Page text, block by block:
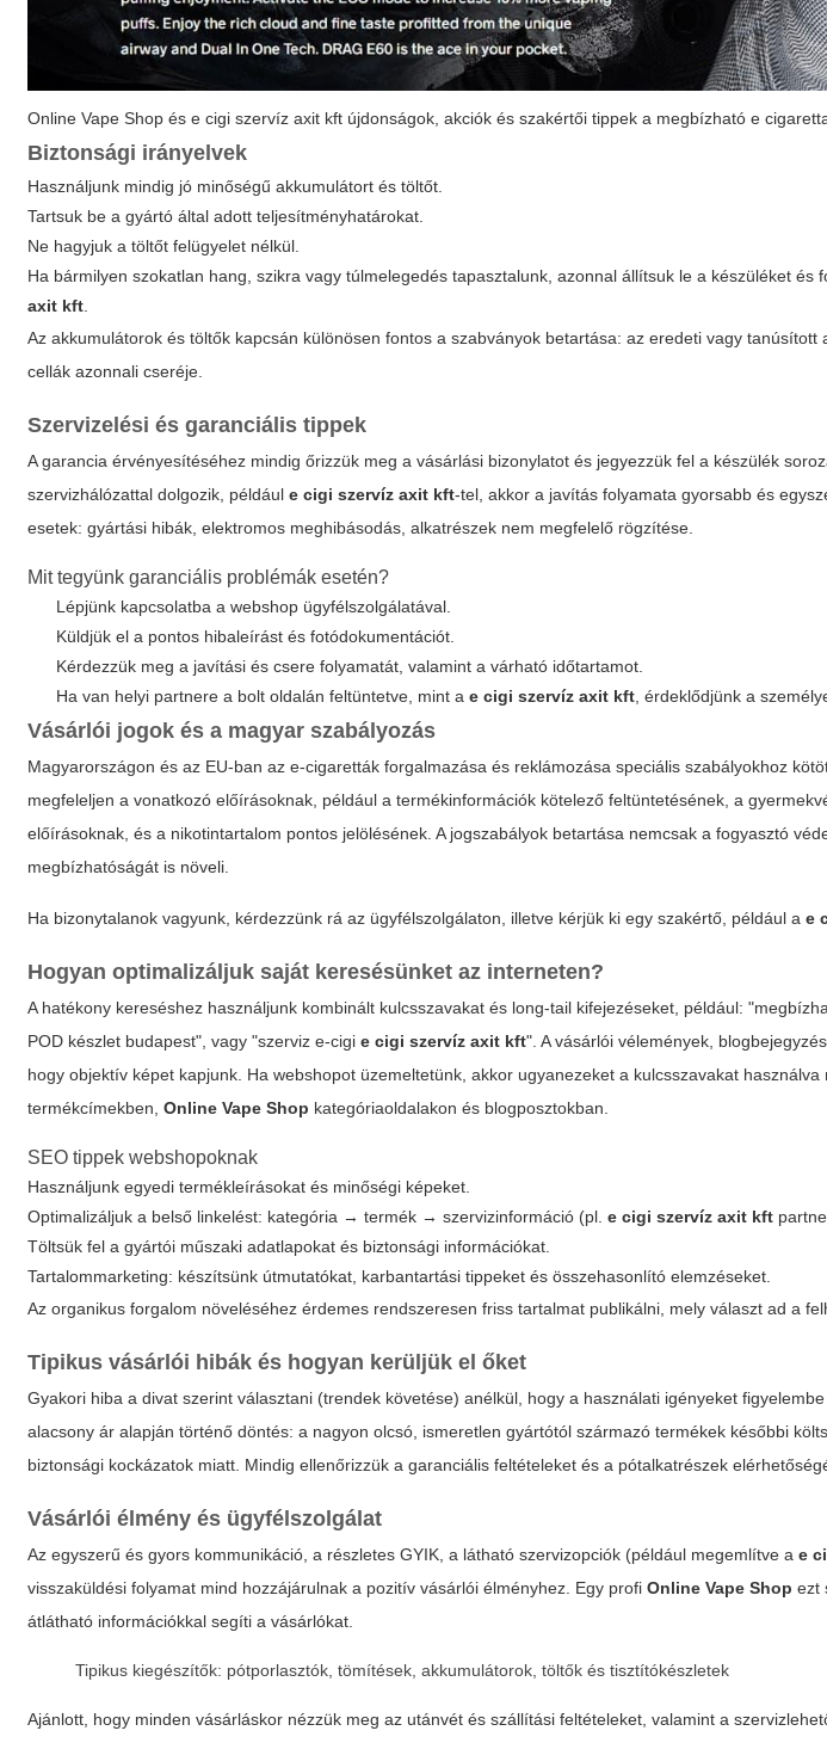
Online Vape Shop és e cigi szervíz axit kft újdonságok, akciók és szakértői tippek a megbízható e
Biztonsági irányelvek
Használjunk mindig jó minőségű akkumulátort és töltőt.
Tartsuk be a gyártó által adott teljesítményhatárokat.
Ne hagyjuk a töltőt felügyelet nélkül.
Ha bármilyen szokatlan hang, szikra vagy túlmelegedés tapasztalunk, azonnal állítsuk le a készüléket
axit kft
Az akkumulátorok és töltők kapcsán különösen fontos a szabványok betartása: az eredeti vagy
cellák azonnali cseréje.
Szervizelési és garanciális tippek
A garancia érvényesítéséhez mindig őrizzük meg a vásárlási bizonylatot és jegyezzük fel a készülék
szervizhálózattal dolgozik, példáule cigi szervíz axit kft-tel, akkor a javítás folyamata gyorsabb és
esetek: gyártási hibák, elektromos meghibásodás, alkatrészek nem megfelelő rögzítése.
Mit tegyünk garanciális problémák esetén?
Lépjünk kapcsolatba a webshop ügyfélszolgálatával.
Küldjük el a pontos hibaleírást és fotódokumentációt.
Kérdezzük meg a javítási és csere folyamatát, valamint a várható időtartamot.
Ha van helyi partnere a bolt oldalán feltüntetve, mint ae cigi szervíz axit kft , érdeklődjünk a
Vásárlói jogok és a magyar szabályozás
Magyarországon és az EU-ban az e-cigaretták forgalmazása és reklámozása speciális szabályokhoz
megfeleljen a vonatkozó előírásoknak, például a termékinformációk kötelező feltüntetésének, a
előírásoknak, és a nikotintartalom pontos jelölésének. A jogszabályok betartása nemcsak a fogyasztó
megbízhatóságát is növeli.
Ha bizonytalanok vagyunk, kérdezzünk rá az ügyfélszolgálaton, illetve kérjük ki egy szakértő, például ae
Hogyan optimalizáljuk saját keresésünket az interneten?
A hatékony kereséshez használjunk kombinált kulcsszavakat és long-tail kifejezéseket, például:
POD készlet budapest", vagy "szerviz e-cigie cigi szervíz axit kft". A vásárlói vélemények,
hogy objektív képet kapjunk. Ha webshopot üzemeltetünk, akkor ugyanezeket a kulcsszavakat
termékcímekben,Online Vape Shop kategóriaoldalakon és blogposztokban.
SEO tippek webshopoknak
Használjunk egyedi termékleírásokat és minőségi képeket.
Optimalizáljuk a belső linkelést: kategória → termék → szervizinformáció (pl.e cigi szervíz axit kft
Töltsük fel a gyártói műszaki adatlapokat és biztonsági információkat.
Tartalommarketing: készítsünk útmutatókat, karbantartási tippeket és összehasonlító elemzéseket.
Az organikus forgalom növeléséhez érdemes rendszeresen friss tartalmat publikálni, mely választ ad a
Tipikus vásárlói hibák és hogyan kerüljük el őket
Gyakori hiba a divat szerint választani (trendek követése) anélkül, hogy a használati igényeket
alacsony ár alapján történő döntés: a nagyon olcsó, ismeretlen gyártótól származó termékek későbbi
biztonsági kockázatok miatt. Mindig ellenőrizzük a garanciális feltételeket és a pótalkatrészek
Vásárlói élmény és ügyfélszolgálat
Az egyszerű és gyors kommunikáció, a részletes GYIK, a látható szervizopciók (például megemlítve ae
visszaküldési folyamat mind hozzájárulnak a pozitív vásárlói élményhez. Egy profiOnline Vape Shop ezt
átlátható információkkal segíti a vásárlókat.
Tipikus kiegészítők: pótporlasztók, tömítések, akkumulátorok, töltők és tisztítókészletek
Ajánlott, hogy minden vásárláskor nézzük meg az utánvét és szállítási feltételeket, valamint a